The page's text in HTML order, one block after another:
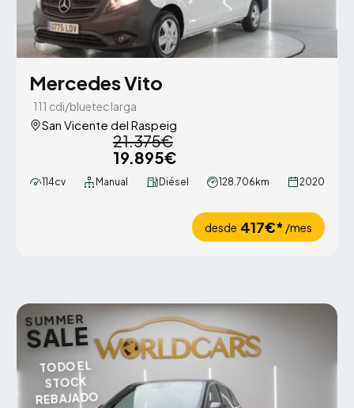
Mercedes Vito
111 cdi/bluetec larga
San Vicente del Raspeig
21.375€
19.895€
114cv Manual Diésel 128.706km 2020
desde 417€* /mes
SUMMER
SALE
TODO EL
STOCK
REBAJADO